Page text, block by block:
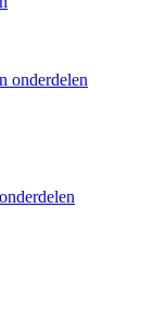
onderdelen